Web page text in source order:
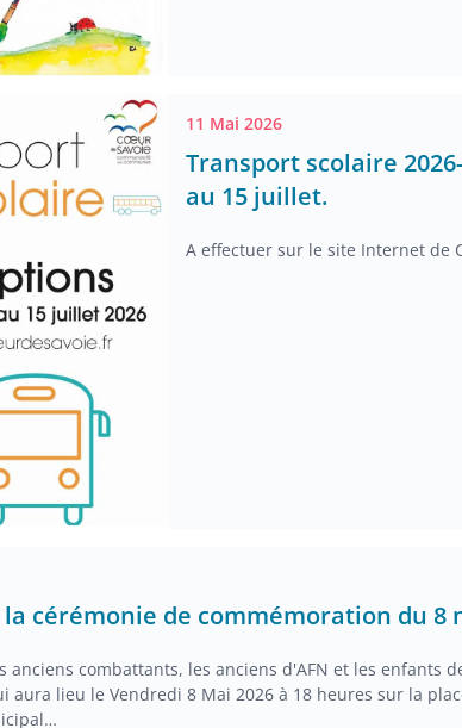
11 Mai 2026
Transport scolaire
au 15 juillet.
A effectuer sur le site Internet de
cérémonie de commémoration du 8
anciens combattants, les anciens d'AFN et les enfants
aura lieu le Vendredi 8 Mai 2026 à 18 heures sur la